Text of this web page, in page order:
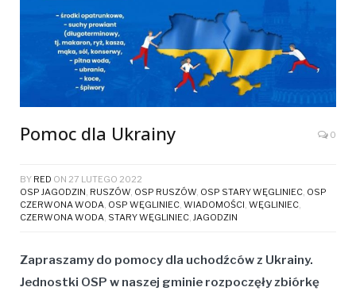
Pomoc dla Ukrainy 0
BY RED ON 27 LUTEGO 2022
OSP JAGODZIN, RUSZÓW, OSP RUSZÓW, OSP STARY WĘGLINIEC, OSP
CZERWONA WODA, OSP WĘGLINIEC, WIADOMOŚCI, WĘGLINIEC,
CZERWONA WODA, STARY WĘGLINIEC, JAGODZIN
Zapraszamy do pomocy dla uchodźców z Ukrainy.
Jednostki OSP w naszej gminie rozpoczęły zbiórkę